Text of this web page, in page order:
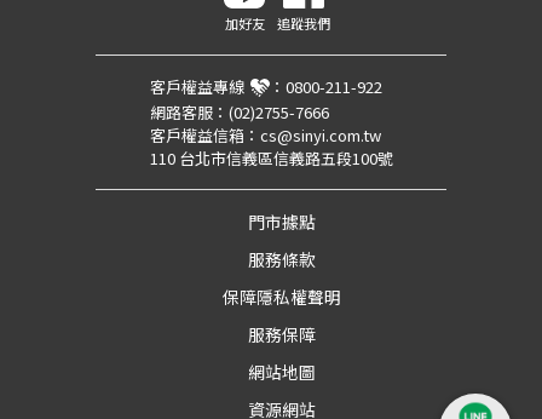
加好友 追蹤我們
客戶權益專線 ： 0800-211-922
網路客服： (02)2755-7666
客戶權益信箱： cs@sinyi.com.tw
110 台北市信義區信義路五段100號
門市據點
服務條款
保障隱私權聲明
服務保障
網站地圖
資源網站